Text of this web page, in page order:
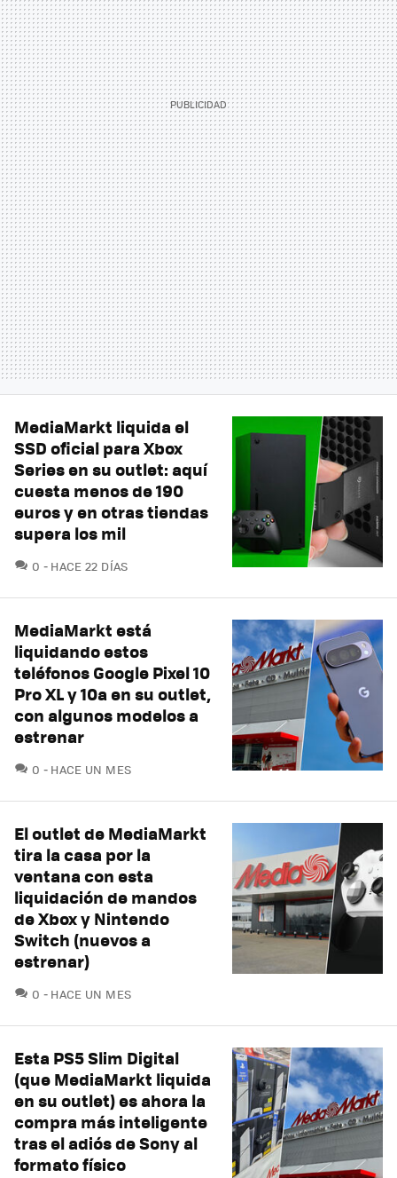
MediaMarkt liquida el
SSD oficial para Xbox
Series en su outlet: aquí
cuesta menos de 190
euros y en otras tiendas
supera los mil
0 COMENTARIOS
HACE 22 DÍAS
MediaMarkt está
liquidando estos
teléfonos Google Pixel 10
Pro XL y 10a en su outlet,
con algunos modelos a
estrenar
0 COMENTARIOS
HACE UN MES
El outlet de MediaMarkt
tira la casa por la
ventana con esta
liquidación de mandos
de Xbox y Nintendo
Switch (nuevos a
estrenar)
0 COMENTARIOS
HACE UN MES
Esta PS5 Slim Digital
(que MediaMarkt liquida
en su outlet) es ahora la
compra más inteligente
tras el adiós de Sony al
formato físico